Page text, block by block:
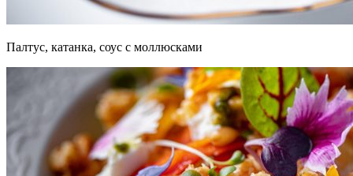
Палтус, катанка, соус с моллюсками